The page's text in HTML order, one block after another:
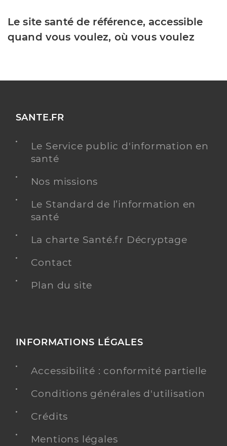
Le site santé de référence, accessible
quand vous voulez, où vous voulez
SANTE.FR
Le Service public d'information en
santé
Nos missions
Le Standard de l’information en
santé
La charte Santé.fr Décryptage
Contact
Plan du site
INFORMATIONS LÉGALES
Accessibilité : conformité partielle
Conditions générales d'utilisation
Crédits
Mentions légales